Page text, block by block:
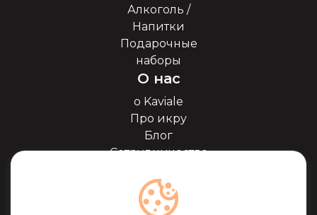
Алкоголь /
Напитки
Подарочные
наборы
О нас
о Kaviale
Про икру
Блог
Сотрудничество
Сертификаты
Часто задоваемые